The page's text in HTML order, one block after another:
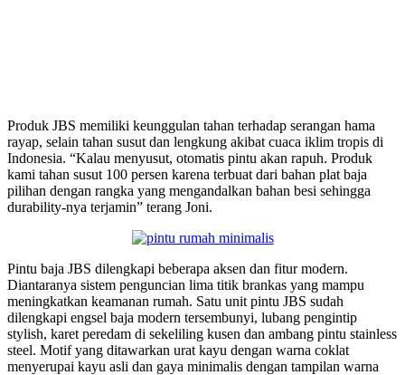
Produk JBS memiliki keunggulan tahan terhadap serangan hama
rayap, selain tahan susut dan lengkung akibat cuaca iklim tropis di
Indonesia. “Kalau menyusut, otomatis pintu akan rapuh. Produk
kami tahan susut 100 persen karena terbuat dari bahan plat baja
pilihan dengan rangka yang mengandalkan bahan besi sehingga
durability-nya terjamin” terang Joni.
Pintu baja JBS dilengkapi beberapa aksen dan fitur modern.
Diantaranya sistem penguncian lima titik brankas yang mampu
meningkatkan keamanan rumah. Satu unit pintu JBS sudah
dilengkapi engsel baja modern tersembunyi, lubang pengintip
stylish, karet peredam di sekeliling kusen dan ambang pintu stainless
steel. Motif yang ditawarkan urat kayu dengan warna coklat
menyerupai kayu asli dan gaya minimalis dengan tampilan warna